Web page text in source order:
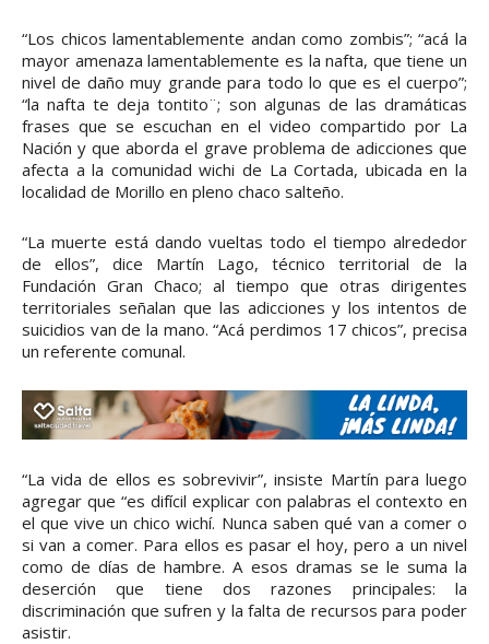
“Los chicos lamentablemente andan como zombis”; “acá la
mayor amenaza lamentablemente es la nafta, que tiene un
nivel de daño muy grande para todo lo que es el cuerpo”;
“la nafta te deja tontito¨; son algunas de las dramáticas
frases que se escuchan en el video compartido por La
Nación y que aborda el grave problema de adicciones que
afecta a la comunidad wichi de La Cortada, ubicada en la
localidad de Morillo en pleno chaco salteño.
“La muerte está dando vueltas todo el tiempo alrededor
de ellos”, dice Martín Lago, técnico territorial de la
Fundación Gran Chaco; al tiempo que otras dirigentes
territoriales señalan que las adicciones y los intentos de
suicidios van de la mano. “Acá perdimos 17 chicos”, precisa
un referente comunal.
“La vida de ellos es sobrevivir”, insiste Martín para luego
agregar que “es difícil explicar con palabras el contexto en
el que vive un chico wichí. Nunca saben qué van a comer o
si van a comer. Para ellos es pasar el hoy, pero a un nivel
como de días de hambre. A esos dramas se le suma la
deserción que tiene dos razones principales: la
discriminación que sufren y la falta de recursos para poder
asistir.